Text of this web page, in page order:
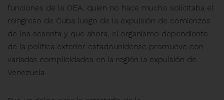
funciones de la OEA, quien no hace mucho solicitaba el
reingreso de Cuba luego de la expulsión de comienzos
de los sesenta y que ahora, el organismo dependiente
de la política exterior estadounidense promueve con
variadas complicidades en la región la expulsión de
Venezuela.